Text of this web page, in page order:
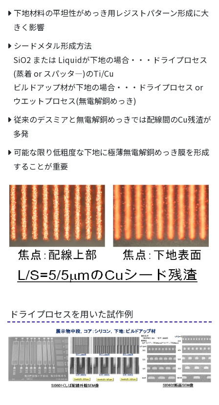
下地材料の平坦性がめっき用レジストパターン形成に大
きく影響
シードメタル形成方法
SiO2 または Liquidが下地の場合・・・ドライプロセス
(蒸着 or スパッタ―)のTi/Cu
ビルドアップ材が下地の場合・・・ドライプロセス or
ウエットプロセス(無電解銅めっき)
従来のデスミアと無電解銅めっきでは配線間のCu残渣が
多発
可能な限り低粗度な下地に極薄無電解銅めっき膜を形成
することが重要
ドライプロセスを用いた試作例